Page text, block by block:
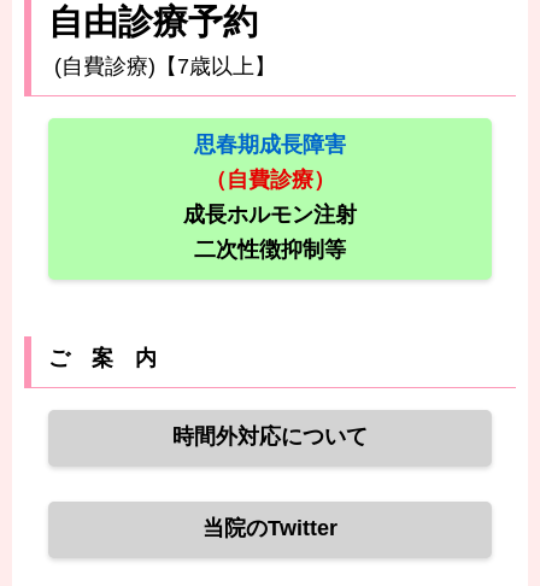
自由診療予約
(自費診療)【7歳以上】
思春期成長障害
（自費診療）
成長ホルモン注射
二次性徴抑制等
ご 案 内
時間外対応について
当院のTwitter